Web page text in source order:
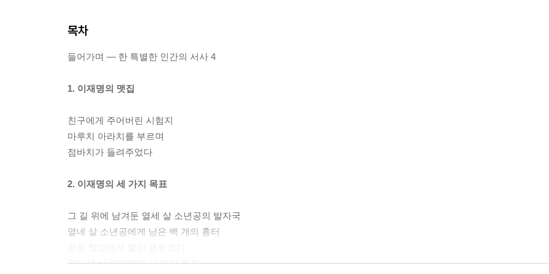
목차
들어가며 ― 한 특별한 인간의 서사 4
1. 이재명의 맷집
친구에게 주어버린 시험지
마루치 아라치를 부르며
점바치가 들려주었다
2. 이재명의 세 가지 목표
그 길 위에 남겨둔 열세 살 소년공의 발자국
열네 살 소년공에게 남은 백 개의 흉터
열다섯 살 이재명의 세 가지 목표